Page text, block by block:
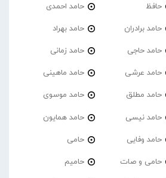
حافظ حامد احمدی
حامد برادران حامد بهراد
حامد حاجی حامد زمانی
حامد عرشی حامد ماهینی
حامد مطلق حامد موسوی
حامد نیسی حامد همایون
حامد وفایی حامی
حامی و صات حامیم